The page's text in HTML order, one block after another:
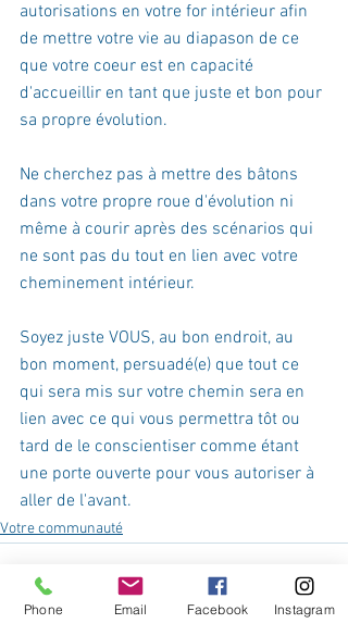
autorisations en votre for intérieur afin
de mettre votre vie au diapason de ce
que votre coeur est en capacité
d'accueillir en tant que juste et bon pour
sa propre évolution.
Ne cherchez pas à mettre des bâtons
dans votre propre roue d'évolution ni
même à courir après des scénarios qui
ne sont pas du tout en lien avec votre
cheminement intérieur.
Soyez juste VOUS, au bon endroit, au
bon moment, persuadé(e) que tout ce
qui sera mis sur votre chemin sera en
lien avec ce qui vous permettra tôt ou
tard de le conscientiser comme étant
une porte ouverte pour vous autoriser à
aller de l'avant.
Votre communauté
Phone Email Facebook Instagram